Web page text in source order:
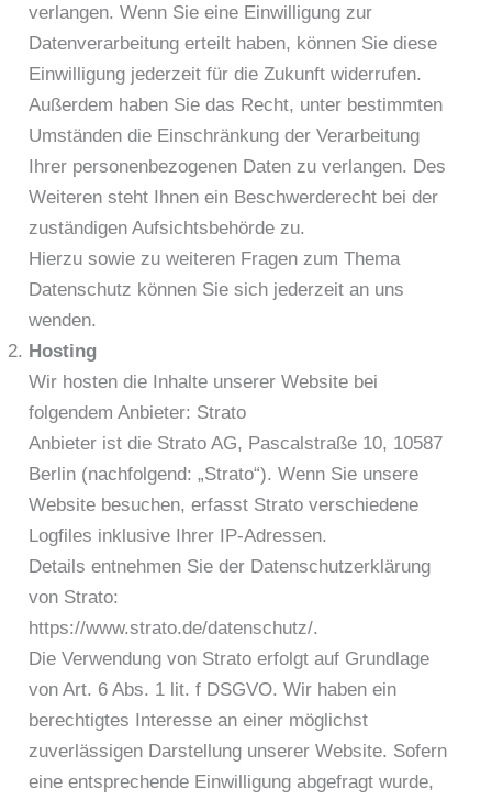
verlangen. Wenn Sie eine Einwilligung zur
Datenverarbeitung erteilt haben, können Sie diese
Einwilligung jederzeit für die Zukunft widerrufen.
Außerdem haben Sie das Recht, unter bestimmten
Umständen die Einschränkung der Verarbeitung
Ihrer personenbezogenen Daten zu verlangen. Des
Weiteren steht Ihnen ein Beschwerderecht bei der
zuständigen Aufsichtsbehörde zu.
Hierzu sowie zu weiteren Fragen zum Thema
Datenschutz können Sie sich jederzeit an uns
wenden.
Hosting
Wir hosten die Inhalte unserer Website bei
folgendem Anbieter: Strato
Anbieter ist die Strato AG, Pascalstraße 10, 10587
Berlin (nachfolgend: „Strato“). Wenn Sie unsere
Website besuchen, erfasst Strato verschiedene
Logfiles inklusive Ihrer IP-Adressen.
Details entnehmen Sie der Datenschutzerklärung
von Strato:
https://www.strato.de/datenschutz/.
Die Verwendung von Strato erfolgt auf Grundlage
von Art. 6 Abs. 1 lit. f DSGVO. Wir haben ein
berechtigtes Interesse an einer möglichst
zuverlässigen Darstellung unserer Website. Sofern
eine entsprechende Einwilligung abgefragt wurde,